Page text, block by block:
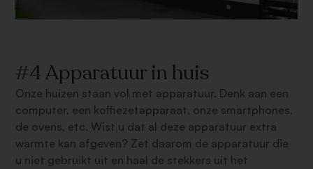
#4 Apparatuur in huis
Onze huizen staan vol met apparatuur. Denk aan een
computer, een koffiezetapparaat, onze smartphones,
de ovens, etc. Wist u dat al deze apparatuur extra
warmte kan afgeven? Zet daarom de apparatuur die
u niet gebruikt uit en haal de stekkers uit het